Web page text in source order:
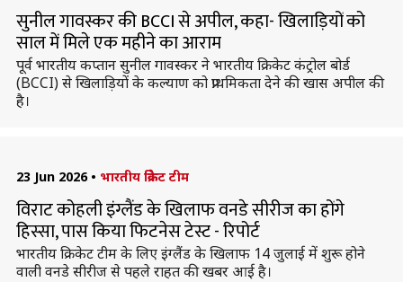
सुनील गावस्कर की BCCI से अपील, कहा- खिलाड़ियों को
साल में मिले एक महीने का आराम
पूर्व भारतीय कप्तान सुनील गावस्कर ने भारतीय क्रिकेट कंट्रोल बोर्ड
(BCCI) से खिलाड़ियों के कल्याण को प्राथमिकता देने की खास अपील की
है।
23 Jun 2026 • भारतीय क्रिकेट टीम
विराट कोहली इंग्लैंड के खिलाफ वनडे सीरीज का होंगे
हिस्सा, पास किया फिटनेस टेस्ट - रिपोर्ट
भारतीय क्रिकेट टीम के लिए इंग्लैंड के खिलाफ 14 जुलाई में शुरू होने
वाली वनडे सीरीज से पहले राहत की खबर आई है।